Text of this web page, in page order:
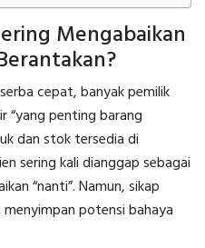
Mengabaikan
cepat, banyak pemilik
“yang penting barang
dan stok tersedia di
sering kali dianggap sebagai
“nanti”. Namun, sikap
potensi bahaya